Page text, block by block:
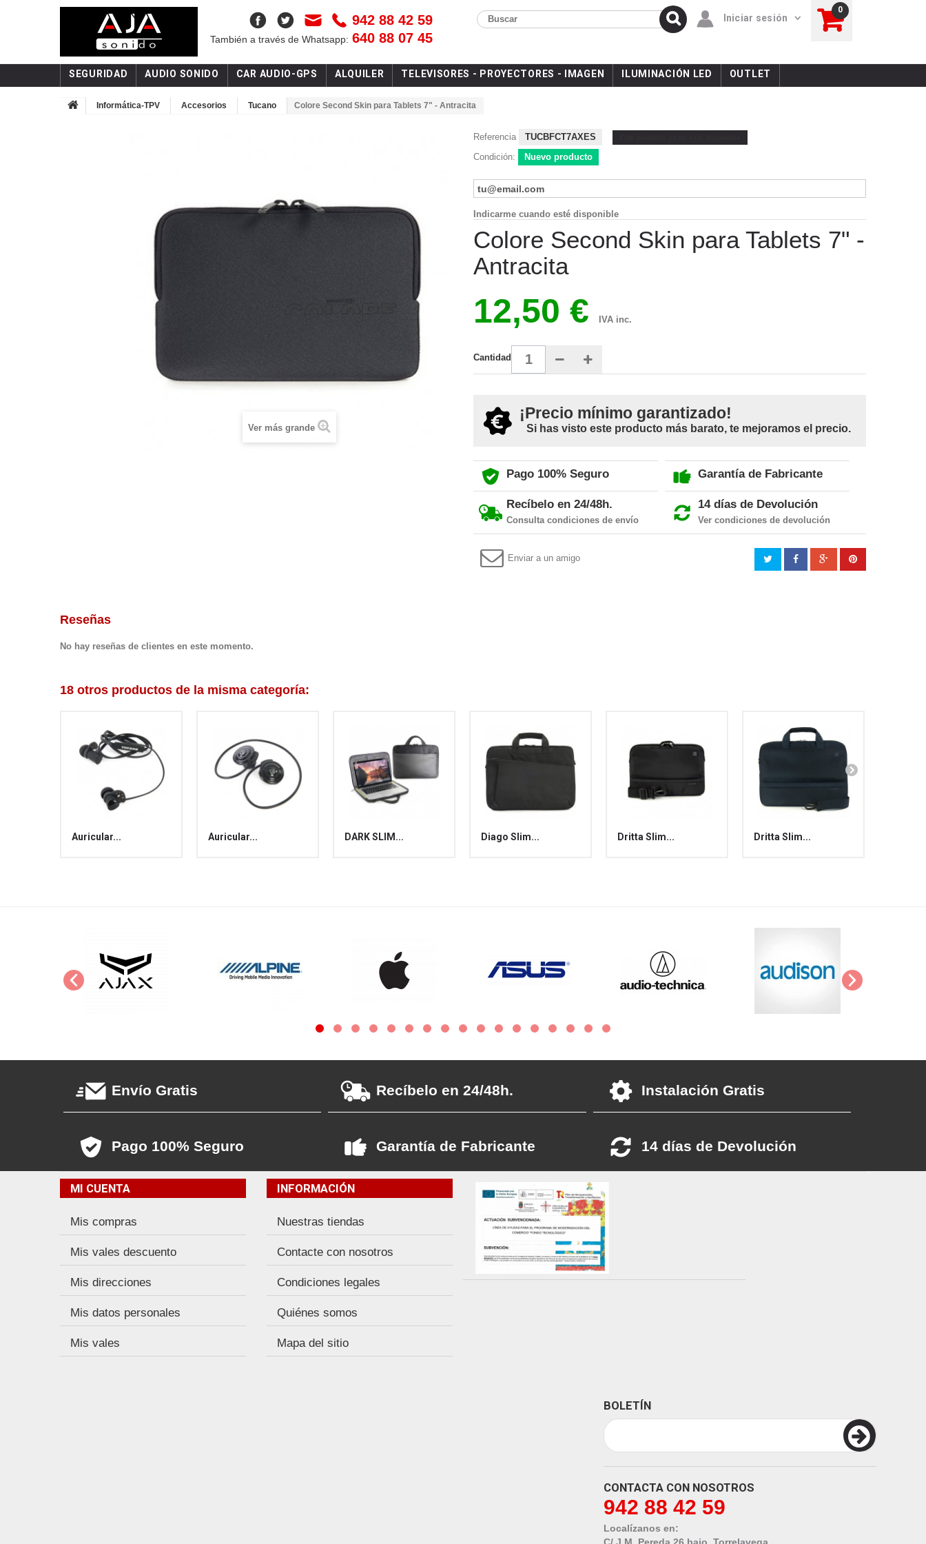
942 88 42 59
También a través de Whatsapp: 640 88 07 45
Buscar Iniciar sesión
0
SEGURIDAD AUDIO SONIDO CAR AUDIO-GPS ALQUILER TELEVISORES - PROYECTORES - IMAGEN ILUMINACIÓN LED OUTLET
Informática-TPV Accesorios Tucano Colore Second Skin para Tablets 7" - Antracita
Ver más grande
Referencia TUCBFCT7AXES
Condición: Nuevo producto
Indicarme cuando esté disponible
Colore Second Skin para Tablets 7" -
Antracita
12,50 € IVA inc.
Cantidad
¡Precio mínimo garantizado!
Si has visto este producto más barato, te mejoramos el precio.
Pago 100% Seguro Garantía de Fabricante
Recíbelo en 24/48h.
Consulta condiciones de envío
14 días de Devolución
Ver condiciones de devolución
Enviar a un amigo
Reseñas
No hay reseñas de clientes en este momento.
18 otros productos de la misma categoría:
Auricular... Auricular... DARK SLIM... Diago Slim... Dritta Slim... Dritta Slim...
Envío Gratis Recíbelo en 24/48h. Instalación Gratis
Pago 100% Seguro Garantía de Fabricante 14 días de Devolución
MI CUENTA
Mis compras
Mis vales descuento
Mis direcciones
Mis datos personales
Mis vales
INFORMACIÓN
Nuestras tiendas
Contacte con nosotros
Condiciones legales
Quiénes somos
Mapa del sitio
BOLETÍN
CONTACTA CON NOSOTROS
942 88 42 59
Localízanos en: